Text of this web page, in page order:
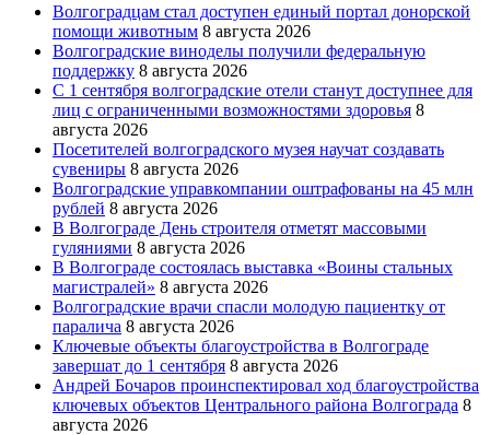
Волгоградцам стал доступен единый портал донорской
помощи животным 8 августа 2026
Волгоградские виноделы получили федеральную
поддержку 8 августа 2026
С 1 сентября волгоградские отели станут доступнее для
лиц с ограниченными возможностями здоровья 8
августа 2026
Посетителей волгоградского музея научат создавать
сувениры 8 августа 2026
Волгоградские управкомпании оштрафованы на 45 млн
рублей 8 августа 2026
В Волгограде День строителя отметят массовыми
гуляниями 8 августа 2026
В Волгограде состоялась выставка «Воины стальных
магистралей» 8 августа 2026
Волгоградские врачи спасли молодую пациентку от
паралича 8 августа 2026
Ключевые объекты благоустройства в Волгограде
завершат до 1 сентября 8 августа 2026
Андрей Бочаров проинспектировал ход благоустройства
ключевых объектов Центрального района Волгограда 8
августа 2026